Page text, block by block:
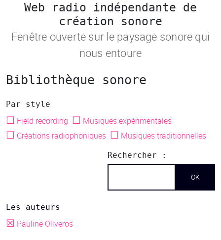
Web radio indépendante de
création sonore
Fenêtre ouverte sur le paysage sonore qui
nous entoure
Bibliothèque sonore
Par style
☐ Field recording ☐ Musiques expérimentales
☐ Créations radiophoniques ☐ Musiques traditionnelles
Rechercher :
Les auteurs
☒ Pauline Oliveros